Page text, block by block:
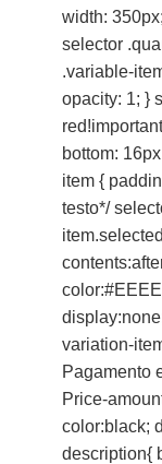
width:
selector
.variable-
opacity: 1; }
bottom:
item {
testo*/
variation-
Pagamento
Price-
color:black;
description{